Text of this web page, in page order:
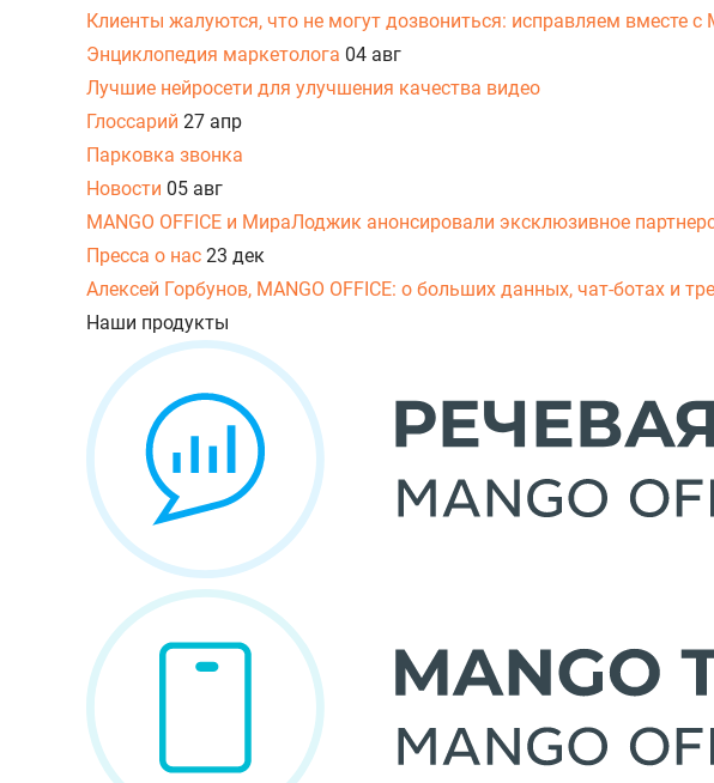
Клиенты жалуются, что не могут дозвониться: исправляем вместе с
Энциклопедия маркетолога 04 авг
Лучшие нейросети для улучшения качества видео
Глоссарий 27 апр
Парковка звонка
Новости 05 авг
MANGO OFFICE и МираЛоджик анонсировали эксклюзивное
Пресса о нас 23 дек
Алексей Горбунов, MANGO OFFICE: о больших данных, чат-ботах и
Наши продукты